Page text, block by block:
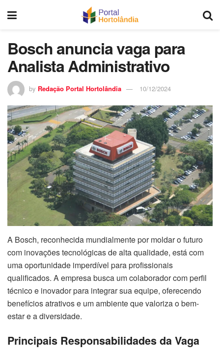
Bosch anuncia vaga para
Analista Administrativo
by Redação Portal Hortolândia 10/12/2024
A Bosch, reconhecida mundialmente por moldar o futuro
com inovações tecnológicas de alta qualidade, está com
uma oportunidade imperdível para profissionais
qualificados. A empresa busca um colaborador com perfil
técnico e inovador para integrar sua equipe, oferecendo
benefícios atrativos e um ambiente que valoriza o bem-
estar e a diversidade.
Principais Responsabilidades da Vaga